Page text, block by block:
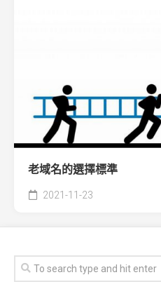
老域名的選擇標準
2021-11-23